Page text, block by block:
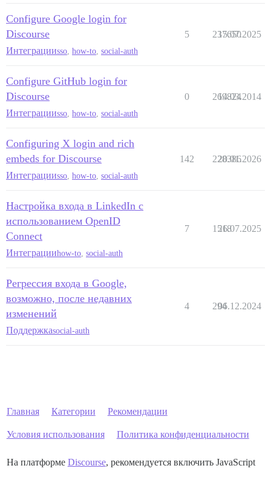
Configure Google login for
Discourse
Интеграцииsso how-to social-auth
5 237650
15.07.2025
Configure GitHub login for
Discourse
Интеграцииsso how-to social-auth
0 269824
14.03.2014
Configuring X login and rich
embeds for Discourse
Интеграцииsso how-to social-auth
142 228386
20.01.2026
Настройка входа в LinkedIn с
использованием OpenID
Connect
Интеграцииhow-to social-auth
7 1518
26.07.2025
Регрессия входа в Google,
возможно, после недавних
изменений
Поддержкаsocial-auth
4 294
06.12.2024
Главная Категории Рекомендации
Условия использования Политика конфиденциальности
На платформе Discourse, рекомендуется включить JavaScript